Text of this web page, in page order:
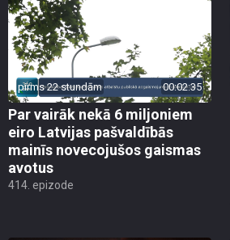
pirms 22 stundām 00:02:35
Par vairāk nekā 6 miljoniem
eiro Latvijas pašvaldībās
mainīs novecojušos gaismas
avotus
414. epizode